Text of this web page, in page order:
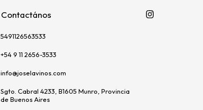
Contactános
5491126563533
+54 9 11 2656-3533
info@joselavinos.com
Sgto. Cabral 4233, B1605 Munro, Provincia
de Buenos Aires